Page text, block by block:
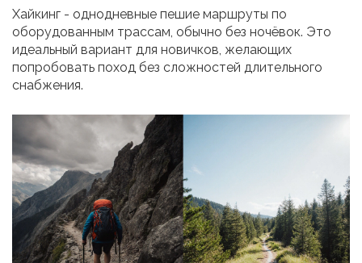
Хайкинг - однодневные пешие маршруты по
оборудованным трассам, обычно без ночёвок. Это
идеальный вариант для новичков, желающих
попробовать поход без сложностей длительного
снабжения.